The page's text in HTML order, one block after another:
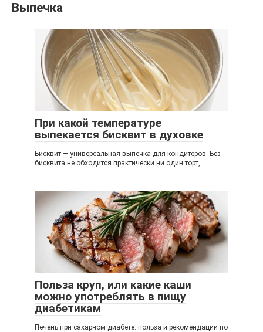
Выпечка
При какой температуре
выпекается бисквит в духовке
Бисквит — универсальная выпечка для кондитеров. Без
бисквита не обходится практически ни один торт,
Польза круп, или какие каши
можно употреблять в пищу
диабетикам
Печень при сахарном диабете: польза и рекомендации по